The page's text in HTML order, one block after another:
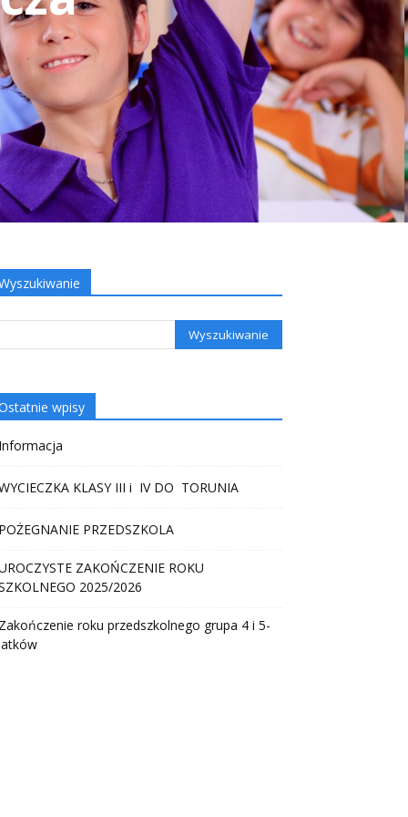
wpisy
Informacja
KLASY III i IV DO TORUNIA
POŻEGNANIE PRZEDSZKOLA
ZAKOŃCZENIE ROKU
2025/2026
Zakończenie roku przedszkolnego grupa 4 i 5-